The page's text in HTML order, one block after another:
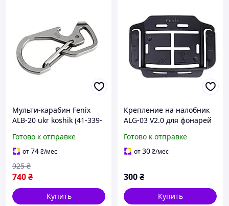
Мульти-карабин Fenix
ALB-20 ukr koshik (41-339-
Готово к отправке
от74₴/мес
740₴
925 ₴
Купить
Крепление на налобник
ALG-03 V2.0 для фонарей
крепление для шлемов и
касок
Готово к отправке
от30₴/мес
300₴
Купить